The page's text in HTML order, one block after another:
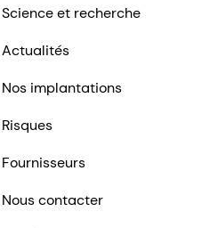
Science et recherche
Actualités
Nos implantations
Risques
Fournisseurs
Nous contacter